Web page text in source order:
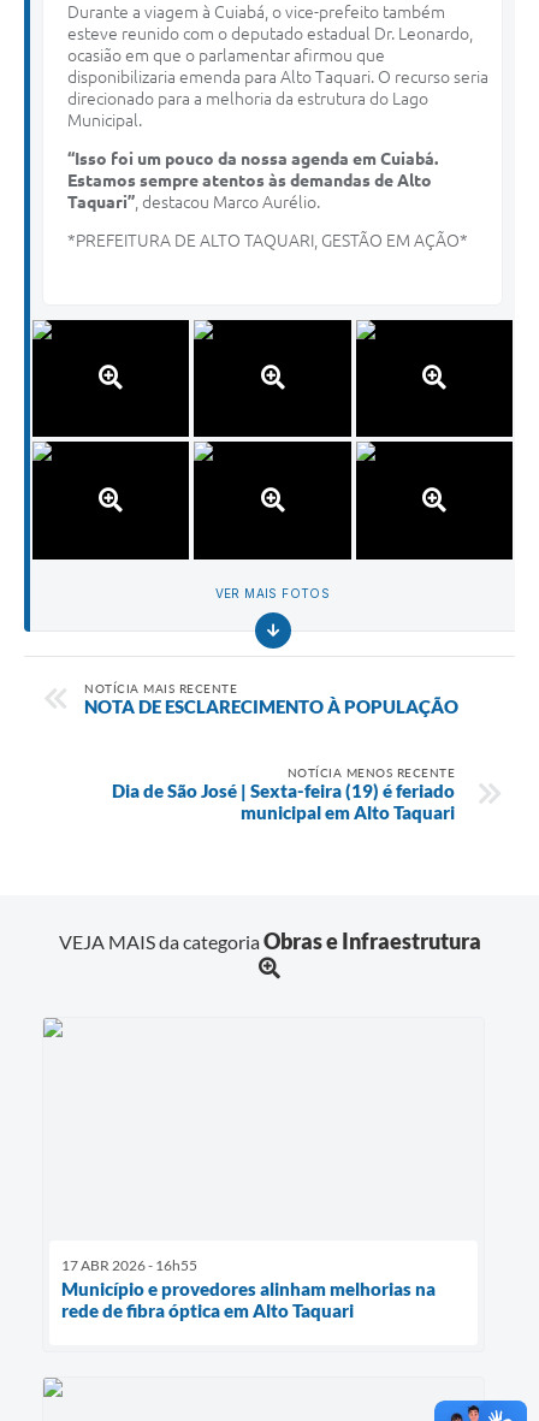
Durante a viagem à Cuiabá, o vice-prefeito também
esteve reunido com o deputado estadual Dr. Leonardo,
ocasião em que o parlamentar afirmou que
disponibilizaria emenda para Alto Taquari. O recurso seria
direcionado para a melhoria da estrutura do Lago
Municipal.
“Isso foi um pouco da nossa agenda em Cuiabá.
Estamos sempre atentos às demandas de Alto
Taquari” , destacou Marco Aurélio.
*PREFEITURA DE ALTO TAQUARI, GESTÃO EM AÇÃO*
VER MAIS FOTOS
NOTÍCIA MAIS RECENTE
NOTA DE ESCLARECIMENTO À POPULAÇÃO
NOTÍCIA MENOS RECENTE
Dia de São José | Sexta-feira (19) é feriado
municipal em Alto Taquari
VEJA MAIS da categoriaObras e Infraestrutura
17 ABR 2026 - 16h55
Município e provedores alinham melhorias na
rede de fibra óptica em Alto Taquari